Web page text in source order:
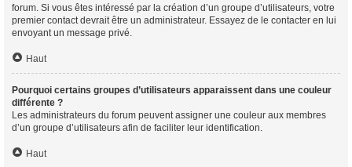
forum. Si vous êtes intéressé par la création d’un groupe d’utilisateurs, votre
premier contact devrait être un administrateur. Essayez de le contacter en lui
envoyant un message privé.
Haut
Pourquoi certains groupes d’utilisateurs apparaissent dans une couleur
différente ?
Les administrateurs du forum peuvent assigner une couleur aux membres
d’un groupe d’utilisateurs afin de faciliter leur identification.
Haut